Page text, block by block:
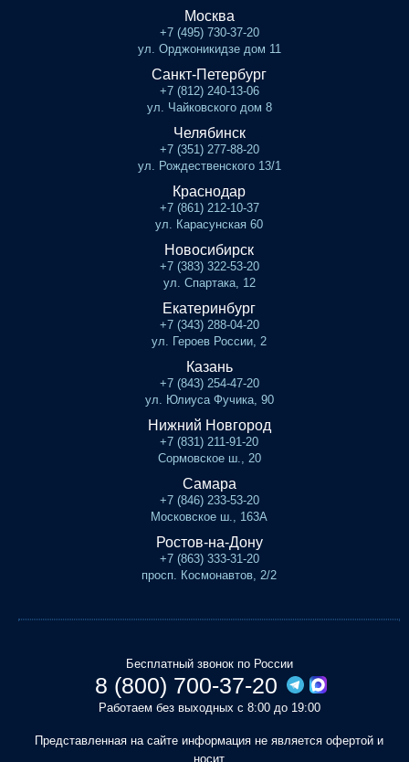
Москва
+7 (495) 730-37-20
ул. Орджоникидзе дом 11
Санкт-Петербург
+7 (812) 240-13-06
ул. Чайковского дом 8
Челябинск
+7 (351) 277-88-20
ул. Рождественского 13/1
Краснодар
+7 (861) 212-10-37
ул. Карасунская 60
Новосибирск
+7 (383) 322-53-20
ул. Спартака, 12
Екатеринбург
+7 (343) 288-04-20
ул. Героев России, 2
Казань
+7 (843) 254-47-20
ул. Юлиуса Фучика, 90
Нижний Новгород
+7 (831) 211-91-20
Сормовское ш., 20
Самара
+7 (846) 233-53-20
Московское ш., 163А
Ростов-на-Дону
+7 (863) 333-31-20
просп. Космонавтов, 2/2
Бесплатный звонок по России
8 (800) 700-37-20
Работаем без выходных с 8:00 до 19:00
Представленная на сайте информация не является офертой и
носит